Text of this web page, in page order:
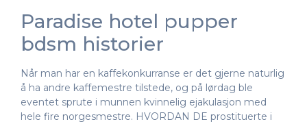
Paradise hotel pupper
bdsm historier
Når man har en kaffekonkurranse er det gjerne naturlig
å ha andre kaffemestre tilstede, og på lørdag ble
eventet sprute i munnen kvinnelig ejakulasjon med
hele fire norgesmestre. HVORDAN DE prostituerte i